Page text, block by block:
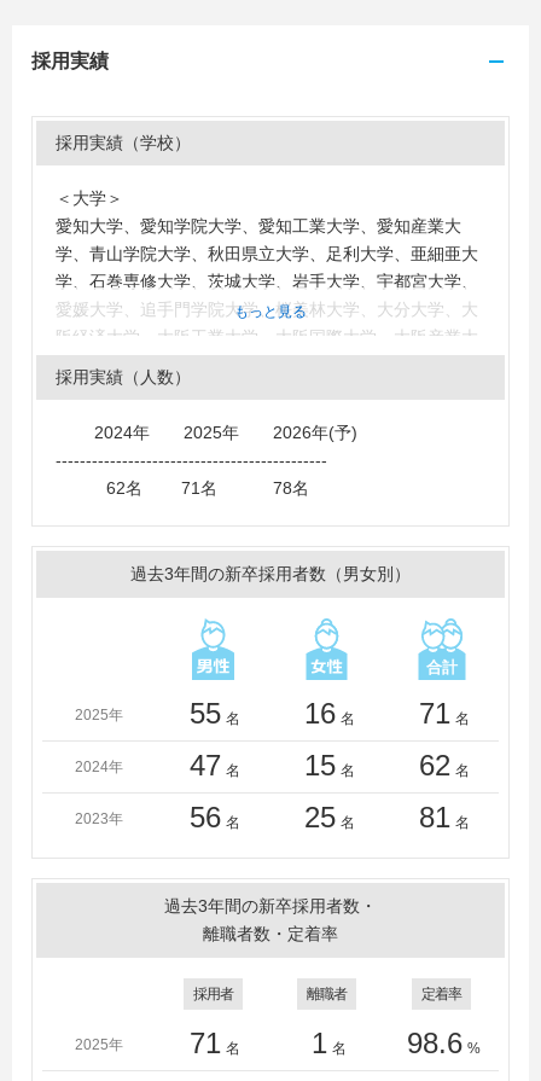
採用実績
採用実績（学校）
＜大学＞
愛知大学、愛知学院大学、愛知工業大学、愛知産業大
学、青山学院大学、秋田県立大学、足利大学、亜細亜大
学、石巻専修大学、茨城大学、岩手大学、宇都宮大学、
愛媛大学、追手門学院大学、桜美林大学、大分大学、大
阪経済大学、大阪工業大学、大阪国際大学、大阪産業大
学、大阪商業大学、大阪市立大学、大妻女子大学、大手
前大学、岡山理科大学、沖縄大学、鹿児島国際大学、神
西学院大学、関東学院大学、関東学園大学、学習院大
大学、京都橘大学、京都美術工芸大学、共立女子大学、
術工科大学、國學院大學、国士舘大学、駒澤大学、駒沢
女子大学、埼玉大学、佐賀大学、静岡大学、芝浦工業大
学、下関市立大学、秀明大学、淑徳大学、東京都立大
学、尚絅学院大学、湘南工科大学、尚美学園大学、昭和
大学、摂南大学、専修大学、創価大学、大正大学、太成
学院大学、高千穂大学、高松大学、拓殖大学、多摩大
学、玉川大学、多摩美術大学、大東文化大学、大同大
学、筑紫女学園大学、千葉大学、千葉工業大学、千葉商
学、帝京大学、帝京平成大学、帝塚山大学、桐蔭横浜大
大学、東京経済大学、東京工業大学、東京工芸大学、東
京国際大学、東京電機大学、東京都市大学、東京農業大
学、東京理科大学、東北学院大学、東北工業大学、東北
福祉大学、東北文化学園大学、東洋大学、富山大学、同
志社大学、同志社女子大学、獨協大学、長岡技術科学大
学、長崎大学、長崎県立大学、長崎総合科学大学、名古
もっと見る
採用実績（人数）
2024年 2025年 2026年(予)
---------------------------------------------
62名 71名 78名
過去3年間の新卒採用者数（男女別）
2025年 55 名 16 名 71 名
2024年 47 名 15 名 62 名
2023年 56 名 25 名 81 名
過去3年間の新卒採用者数・
離職者数・定着率
採用者 離職者 定着率
2025年 71 名 1 名 98.6 %